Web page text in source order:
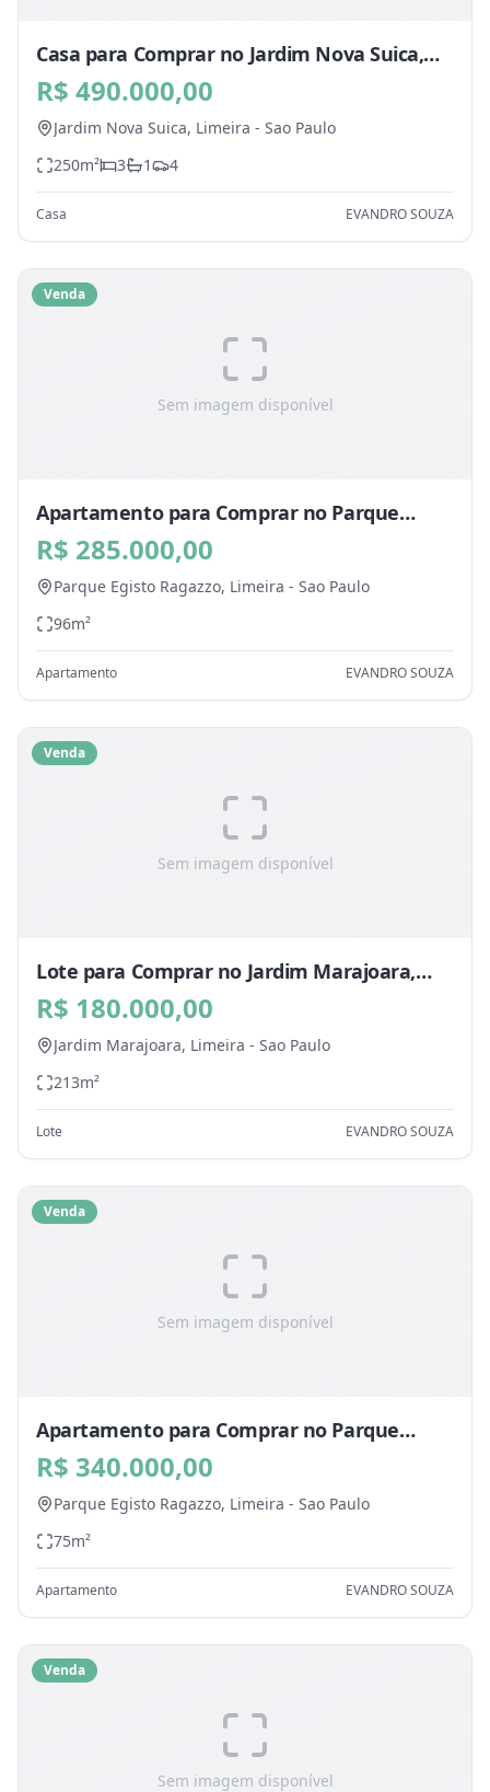
Casa para Comprar no Jardim Nova Suica,
Limeira - SP
R$ 490.000,00
Jardim Nova Suica, Limeira - Sao Paulo
250m² 3 1 4
Casa EVANDRO SOUZA
Sem imagem disponível
Venda
Apartamento para Comprar no Parque
Egisto Ragazzo, Limeira - SP
R$ 285.000,00
Parque Egisto Ragazzo, Limeira - Sao Paulo
96m²
Apartamento EVANDRO SOUZA
Sem imagem disponível
Venda
Lote para Comprar no Jardim Marajoara,
Limeira - SP
R$ 180.000,00
Jardim Marajoara, Limeira - Sao Paulo
213m²
Lote EVANDRO SOUZA
Sem imagem disponível
Venda
Apartamento para Comprar no Parque
Egisto Ragazzo, Limeira - SP
R$ 340.000,00
Parque Egisto Ragazzo, Limeira - Sao Paulo
75m²
Apartamento EVANDRO SOUZA
Sem imagem disponível
Venda